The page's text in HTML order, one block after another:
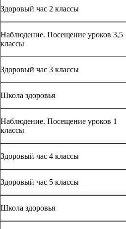
Здоровый час 2 классы
Наблюдение. Посещение уроков 3,5
классы
Здоровый час 3 классы
Школа здоровья
Наблюдение. Посещение уроков 1
классы
Здоровый час 4 классы
Здоровый час 5 классы
Школа здоровья